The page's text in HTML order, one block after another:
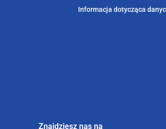
Informacja dotycząca
Znajdziesz nas na